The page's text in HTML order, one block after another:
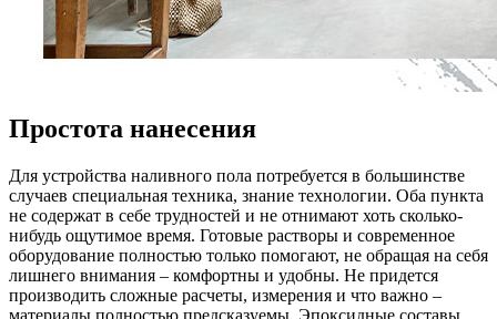
Простота нанесения
Для устройства наливного пола потребуется в большинстве
случаев специальная техника, знание технологии. Оба пункта
не содержат в себе трудностей и не отнимают хоть сколько-
нибудь ощутимое время. Готовые растворы и современное
оборудование полностью только помогают, не обращая на себя
лишнего внимания – комфортны и удобны. Не придется
производить сложные расчеты, измерения и что важно –
материалы полностью предсказуемы. Эпоксидные составы